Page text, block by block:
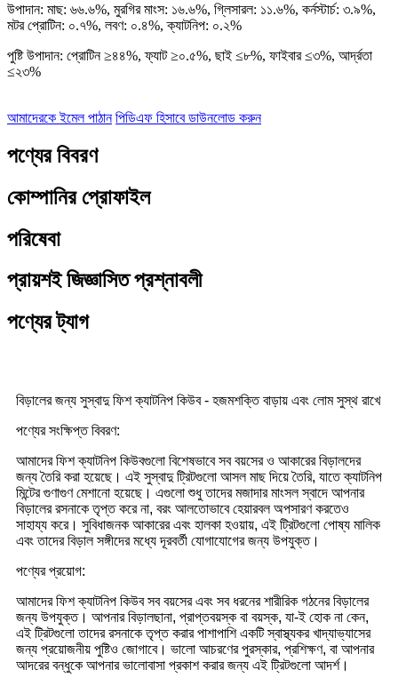
উপাদান: মাছ: ৬৬.৬%, মুরগির মাংস: ১৬.৬%, গ্লিসারল: ১১.৬%, কর্নস্টার্চ: ৩.৯%,
মটর প্রোটিন: ০.৭%, লবণ: ০.৪%, ক্যাটনিপ: ০.২%
পুষ্টি উপাদান: প্রোটিন ≥৪৪%, ফ্যাট ≥০.৫%, ছাই ≤৮%, ফাইবার ≤৩%, আর্দ্রতা
≤২৩%
আমাদেরকে ইমেল পাঠান পিডিএফ হিসাবে ডাউনলোড করুন
পণ্যের বিবরণ
কোম্পানির প্রোফাইল
পরিষেবা
প্রায়শই জিজ্ঞাসিত প্রশ্নাবলী
পণ্যের ট্যাগ
বিড়ালের জন্য সুস্বাদু ফিশ ক্যাটনিপ কিউব - হজমশক্তি বাড়ায় এবং লোম সুস্থ রাখে
পণ্যের সংক্ষিপ্ত বিবরণ:
আমাদের ফিশ ক্যাটনিপ কিউবগুলো বিশেষভাবে সব বয়সের ও আকারের বিড়ালদের
জন্য তৈরি করা হয়েছে। এই সুস্বাদু ট্রিটগুলো আসল মাছ দিয়ে তৈরি, যাতে ক্যাটনিপ
মিন্টের গুণাগুণ মেশানো হয়েছে। এগুলো শুধু তাদের মজাদার মাংসল স্বাদে আপনার
বিড়ালের রসনাকে তৃপ্ত করে না, বরং আলতোভাবে হেয়ারবল অপসারণ করতেও
সাহায্য করে। সুবিধাজনক আকারের এবং হালকা হওয়ায়, এই ট্রিটগুলো পোষ্য মালিক
এবং তাদের বিড়াল সঙ্গীদের মধ্যে দূরবর্তী যোগাযোগের জন্য উপযুক্ত।
পণ্যের প্রয়োগ:
আমাদের ফিশ ক্যাটনিপ কিউব সব বয়সের এবং সব ধরনের শারীরিক গঠনের বিড়ালের
জন্য উপযুক্ত। আপনার বিড়ালছানা, প্রাপ্তবয়স্ক বা বয়স্ক, যা-ই হোক না কেন,
এই ট্রিটগুলো তাদের রসনাকে তৃপ্ত করার পাশাপাশি একটি স্বাস্থ্যকর খাদ্যাভ্যাসের
জন্য প্রয়োজনীয় পুষ্টিও জোগাবে। ভালো আচরণের পুরস্কার, প্রশিক্ষণ, বা আপনার
আদরের বন্ধুকে আপনার ভালোবাসা প্রকাশ করার জন্য এই ট্রিটগুলো আদর্শ।